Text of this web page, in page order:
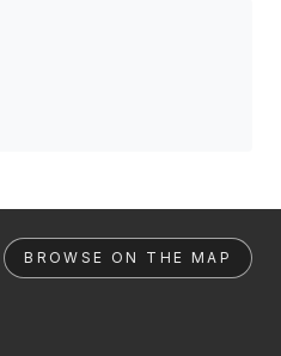
BROWSE ON THE MAP